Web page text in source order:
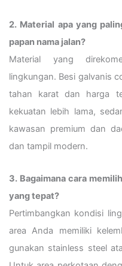
2. Material apa yang
papan nama jalan?
Material yang
lingkungan. Besi galvanis
tahan karat dan harga
kekuatan lebih lama,
kawasan premium dan
dan tampil modern.
3. Bagaimana cara
yang tepat?
Pertimbangkan kondisi
area Anda memiliki
gunakan stainless steel